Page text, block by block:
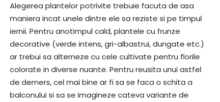
Alegerea plantelor potrivite trebuie facuta de asa
maniera incat unele dintre ele sa reziste si pe timpul
iernii. Pentru anotimpul cald, plantele cu frunze
decorative (verde intens, gri-albastrui, dungate etc.)
ar trebui sa alterneze cu cele cultivate pentru florile
colorate in diverse nuante. Pentru reusita unui astfel
de demers, cel mai bine ar fi sa se faca o schita a
balconului si sa se imagineze cateva variante de